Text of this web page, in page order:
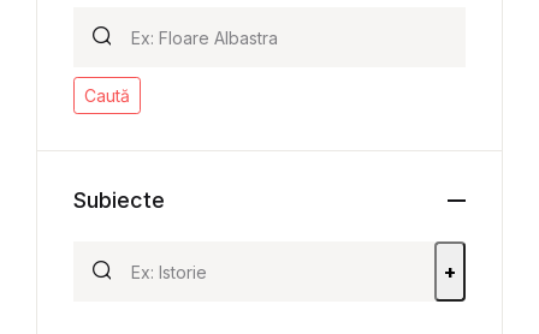
Caută
Subiecte
+